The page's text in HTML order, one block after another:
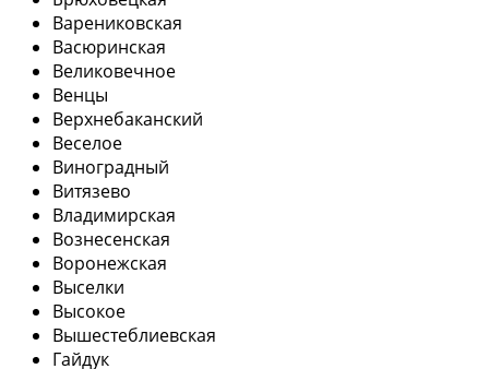
Варениковская
Васюринская
Великовечное
Венцы
Верхнебаканский
Веселое
Виноградный
Витязево
Владимирская
Вознесенская
Воронежская
Выселки
Высокое
Вышестеблиевская
Гайдук